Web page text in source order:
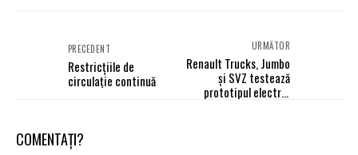
PRECEDENT
Restricţiile de
circulaţie continuă
URMĂTOR
Renault Trucks, Jumbo
și SVZ testează
prototipul electric
COMENTAȚI?